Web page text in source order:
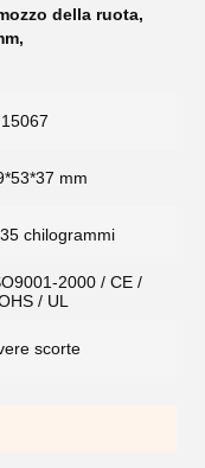
della ruota,
,
mm
chilogrammi
2000 / CE /
/ UL
scorte